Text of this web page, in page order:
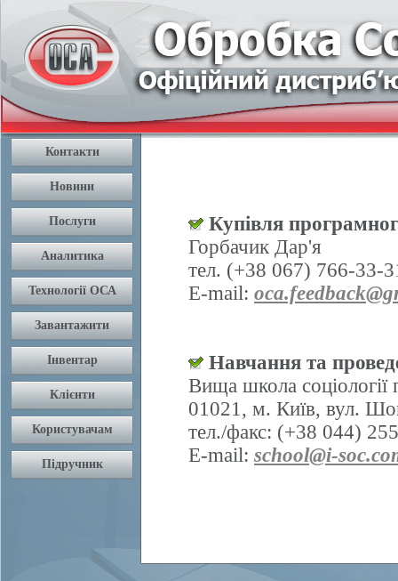
Купівля
Горбачик Дар'я
тел. (+38 067) 766-33-
E-mail:
Навчання та
Вища школа соціології
01021, м. Київ, вул.
тел./факс: (+38 044)
E-mail: school@i-